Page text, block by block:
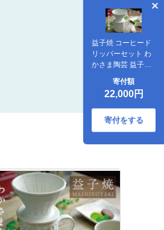
益子焼 コーヒード
リッパーセット わ
かさま陶芸 益子町
コーヒー 益子焼 人
気 セット 電子レン
ジ可 食洗器可 手づ
くり(BJ003)
寄付額
22,000円
寄付をする